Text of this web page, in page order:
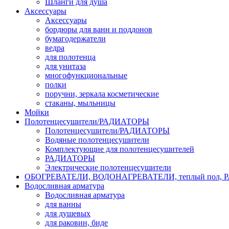
Шланги для душа
Аксессуары
Аксессуары
бордюры для ванн и поддонов
бумагодержатели
ведра
для полотенца
для унитаза
многофункциональные
полки
поручни, зеркала косметические
стаканы, мыльницы
Мойки
Полотенцесушители/РАДИАТОРЫ
Полотенцесушители/РАДИАТОРЫ
Водяные полотенцесушители
Комплектующие для полотенцесушителей
РАДИАТОРЫ
Электрические полотенцесушители
ОБОГРЕВАТЕЛИ, ВОДОНАГРЕВАТЕЛИ, теплый пол,
Водосливная арматура
Водосливная арматура
для ванны
для душевых
для раковин, биде